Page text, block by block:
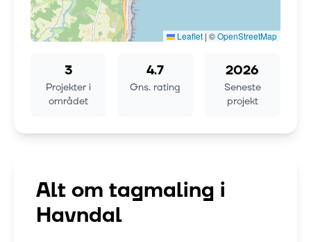
Leaflet | ©OpenStreetMap
3
Projekter i
området
4.7
Gns. rating
2026
Seneste
projekt
Alt om tagmaling i
Havndal